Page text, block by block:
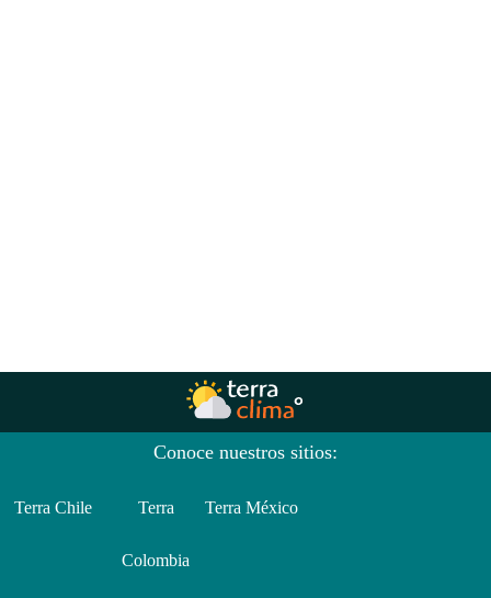
Conoce nuestros sitios:
Terra Chile Terra
Colombia
Terra México